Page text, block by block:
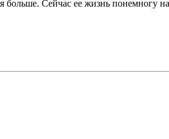
Сейчас ее жизнь понемногу